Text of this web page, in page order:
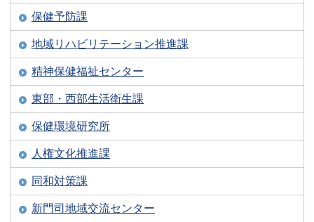
保健予防課
地域リハビリテーション推進課
精神保健福祉センター
東部・西部生活衛生課
保健環境研究所
人権文化推進課
同和対策課
新門司地域交流センター